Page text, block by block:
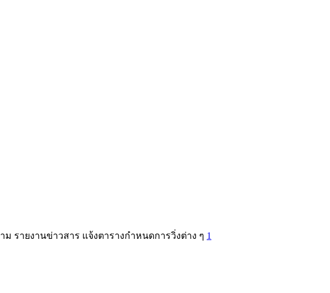
รายงานข่าวสาร แจ้งตารางกำหนดการวิ่งต่าง ๆ 1